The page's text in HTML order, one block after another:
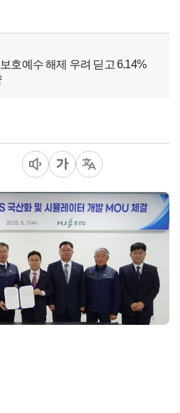
호예수 해제 우려 딛고 6.14%